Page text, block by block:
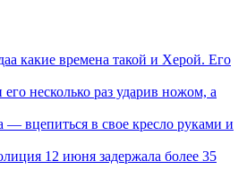
какие времена такой и Херой. Его
несколько раз ударив ножом, а
— вцепиться в свое кресло руками и
12 июня задержала более 35